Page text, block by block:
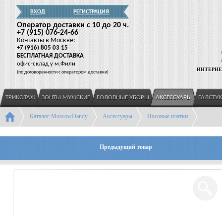
ВХОД РЕГИСТРАЦИЯ
Оператор доставки c 10 до 20 ч.
+7 (915) 076-24-66
Контакты в Москве:
+7 (916) 805 03 15
БЕСПЛАТНАЯ ДОСТАВКА
офис-склад у м.Фили
(по договоренности с оператором доставки)
ТРИКОТАЖ ЗОНТЫ МУЖСКИЕ ГОЛОВНЫЕ УБОРЫ АКСЕССУАРЫ
Каталог MoscowDandy Аксессуары Носовые платки
Предыдущий товар